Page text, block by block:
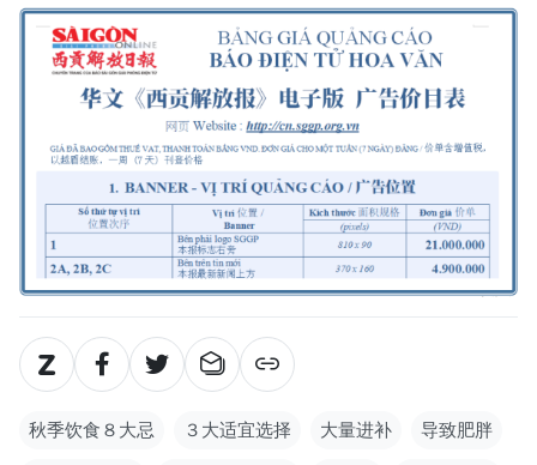
秋季饮食８大忌 ３大适宜选择 大量进补 导致肥胖